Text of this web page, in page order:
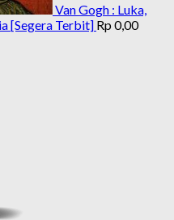
Van Gogh : Luka,
[Segera Terbit] Rp 0,00